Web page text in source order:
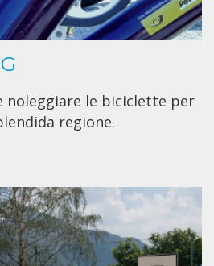
noleggiare le biciclette per
regione.